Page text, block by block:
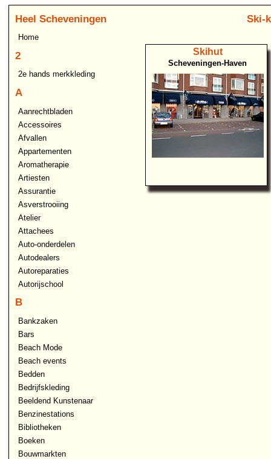
Heel Scheveningen
Home
2
2e hands merkkleding
A
Aanrechtbladen
Accessoires
Afvallen
Appartementen
Aromatherapie
Artiesten
Assurantie
Asverstrooiing
Atelier
Attachees
Auto-onderdelen
Autodealers
Autoreparaties
Autorijschool
B
Bankzaken
Bars
Beach Mode
Beach events
Bedden
Bedrijfskleding
Beeldend Kunstenaar
Benzinestations
Bibliotheken
Boeken
Bouwmarkten
Ski-
Skihut
Scheveningen-Haven